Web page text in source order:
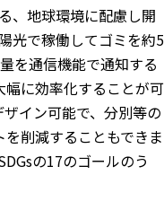
、地球環境に配慮し開
光で稼働してゴミを約5
を通信機能で通知する
に効率化することが可
イン可能で、分別等の
削減することもできま
の17のゴールのう